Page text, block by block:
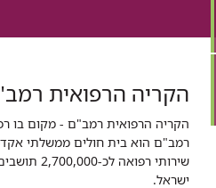
הקריה הרפואית
הקריה הרפואית רמב"ם - מקום בו
ישראל.